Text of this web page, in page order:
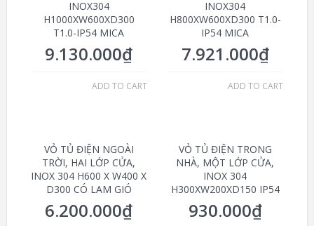
INOX304
H1000XW600XD300
T1.0-IP54 MICA
9.130.000₫
ADD TO CART
INOX304
H800XW600XD300 T1.0-
IP54 MICA
7.921.000₫
ADD TO CART
VỎ TỦ ĐIỆN NGOÀI
TRỜI, HAI LỚP CỬA,
INOX 304 H600 X W400 X
D300 CÓ LAM GIÓ
6.200.000₫
VỎ TỦ ĐIỆN TRONG
NHÀ, MỘT LỚP CỬA,
INOX 304
H300XW200XD150 IP54
930.000₫